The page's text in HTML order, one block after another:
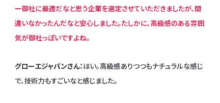
ー御社に最適だなと思う企業を選定させていただきましたが、間
違いなかったんだなと安心しました。たしかに、高級感のある雰囲
気が御社っぽいですよね。
グローエジャパンさん：はい。高級感ありつつもナチュラルな感じ
で、技術力もすごいなと感じました。